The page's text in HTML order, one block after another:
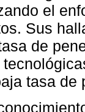
el
Sus
de
tasa de